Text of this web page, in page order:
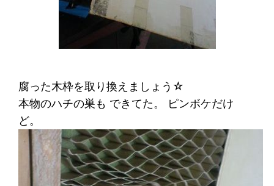
腐った木枠を取り換えましょう☆
本物のハチの巣も できてた。 ピンボケだけ
ど。